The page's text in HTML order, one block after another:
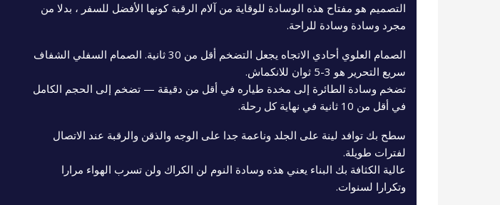
التصميم هو مفتاح هذه الوسادة للوقاية من آلام الرقبة كونها الأفضل للسفر ، بدلا من
مجرد وسادة وسادة للراحة.
الصمام العلوي أحادي الاتجاه يجعل التضخم أقل من 30 ثانية. الصمام السفلي الشفاف
سريع التحرير هو 3-5 ثوان للانكماش.
تضخم وسادة الطائرة إلى مخدة طياره في أقل من دقيقة — تضخم إلى الحجم الكامل
في أقل من 10 ثانية في نهاية كل رحلة.
سطح بك توافد لينة على الجلد وناعمة جدا على الوجه والذقن والرقبة عند الاتصال
لفترات طويلة.
عالية الكثافة بك البناء يعني هذه وسادة النوم لن الكراك ولن تسرب الهواء مرارا
وتكرارا لسنوات.